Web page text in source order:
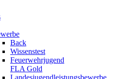
Back
Wissenstest
Feuerwehrjugend
FLA Gold
Landesjugendleistungsbewerbe